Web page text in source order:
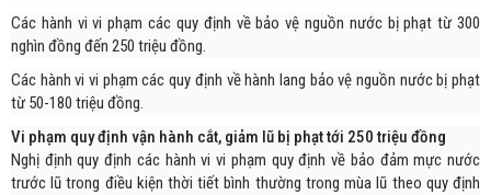
Các hành vi vi phạm các quy định về bảo vệ nguồn nước bị phạt từ 300
nghìn đồng đến 250 triệu đồng.
Các hành vi vi phạm các quy định về hành lang bảo vệ nguồn nước bị phạt
từ 50-180 triệu đồng.
Vi phạm quy định vận hành cắt, giảm lũ bị phạt tới 250 triệu đồng
Nghị định quy định các hành vi vi phạm quy định về bảo đảm mực nước
trước lũ trong điều kiện thời tiết bình thường trong mùa lũ theo quy định